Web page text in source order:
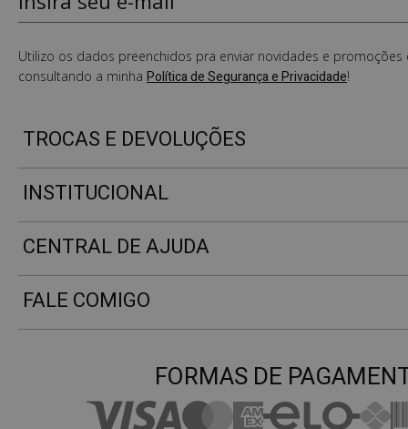
Utilizo os dados preenchidos pra enviar novidades e promoções
consultando a minha Política de Segurança e Privacidade!
TROCAS E DEVOLUÇÕES
INSTITUCIONAL
CENTRAL DE AJUDA
FALE COMIGO
FORMAS DE